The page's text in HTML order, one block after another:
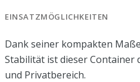
EINSATZMÖGLICHKEITEN
Dank seiner kompakten
Stabilität ist dieser Container
und Privatbereich.